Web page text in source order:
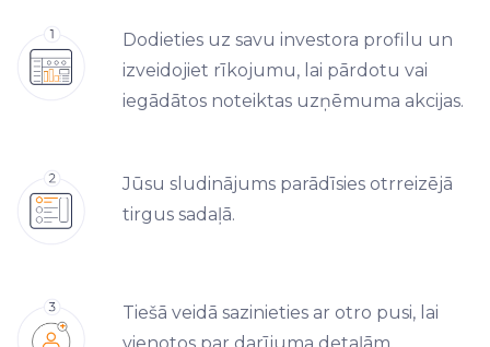
Dodieties uz savu investora profilu un
izveidojiet rīkojumu, lai pārdotu vai
iegādātos noteiktas uzņēmuma akcijas.
Jūsu sludinājums parādīsies otrreizējā
tirgus sadaļā.
Tiešā veidā sazinieties ar otro pusi, lai